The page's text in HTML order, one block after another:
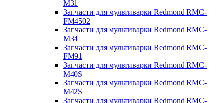
M31
Запчасти для мультиварки Redmond RMC-
FM4502
Запчасти для мультиварки Redmond RMC-
M34
Запчасти для мультиварки Redmond RMC-
FM91
Запчасти для мультиварки Redmond RMC-
M40S
Запчасти для мультиварки Redmond RMC-
M42S
Запчасти для мультиварки Redmond RMC-